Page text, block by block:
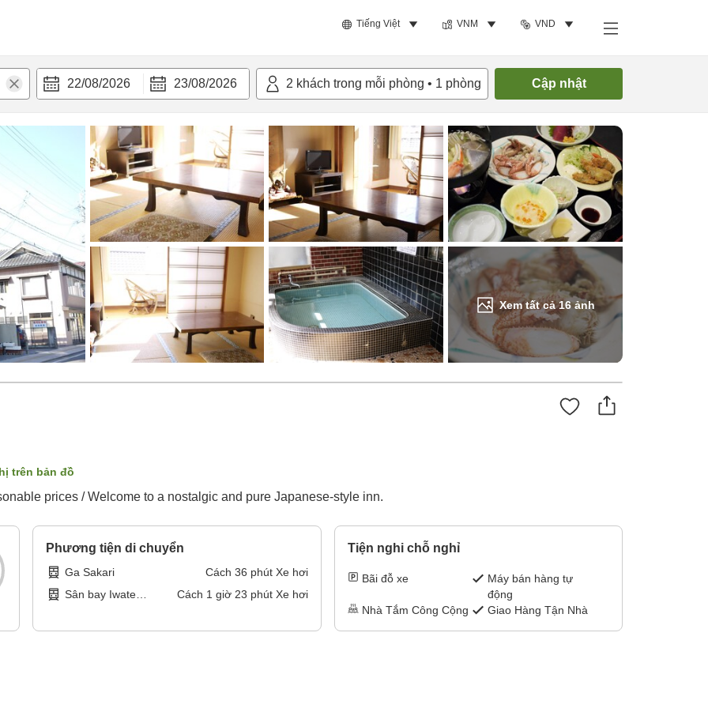
Tiếng Việt VNM VND
22/08/2026 23/08/2026 2 khách trong mỗi phòng • 1 phòng Cập nhật
Xem tất cả16ảnh
nghi Tìm phòng trống
trên bản đồ
prices / Welcome to a nostalgic and pure Japanese-style inn.
Phương tiện di chuyển
Ga Sakari Cách 36 phút Xe hơi
Sân bay Iwate
Cách 1 giờ 23 phút Xe hơi
Tiện nghi chỗ nghỉ
Bãi đỗ xe
Máy bán hàng tự
động
Nhà Tắm Công Cộng
Giao Hàng Tận Nhà